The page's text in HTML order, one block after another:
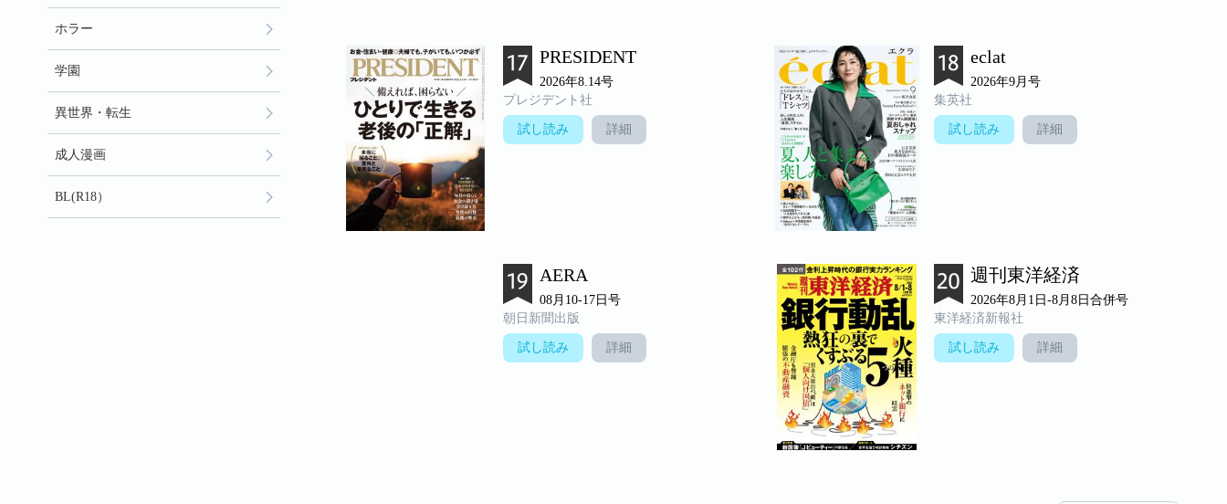
PRESIDENT
2026年8.14号
プレジデント社
試し読み 詳細
eclat
2026年9月号
集英社
試し読み 詳細
AERA
08月10-17日号
朝日新聞出版
試し読み 詳細
週刊東洋経済
2026年8月1日-8月8日合併号
東洋経済新報社
試し読み 詳細
ホラー
学園
異世界・転生
成人漫画
BL(R18）